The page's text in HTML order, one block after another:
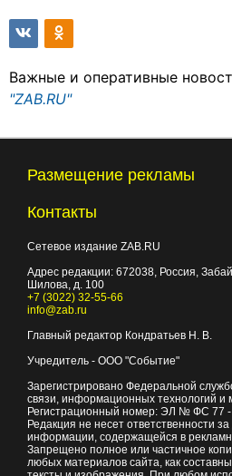
Важные и оперативные
"ZAB.RU"
Размещение рекламы
Контакты
Сетевое издание ZAB.RU
Адрес редакции: 672038, Россия,
Шилова, д. 100
+7 (3022) 32-55-66
info@zab.ru
Главный редактор Кондратьев Н. В.
Учредитель - ООО "Событие"
Зарегистрировано Федеральной
связи, информационных технологий и
Регистрационный номер: ЭЛ № ФС 77 -
Редакция не несет ответственности
информации, содержащейся в
Запрещено полное или частичное
любых материалов сайта, как